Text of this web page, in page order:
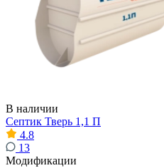
В наличии
Септик Тверь 1,1 П
4.8
13
Модификации